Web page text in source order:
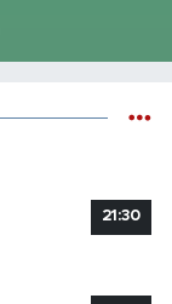
21:30